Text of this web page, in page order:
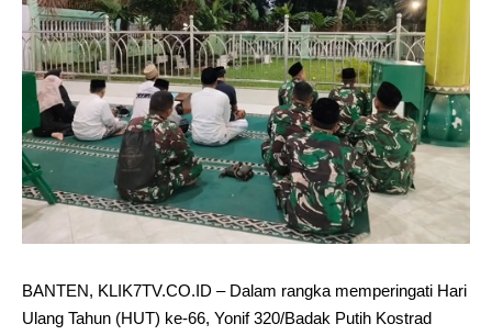
BANTEN, KLIK7TV.CO.ID – Dalam rangka memperingati Hari
Ulang Tahun (HUT) ke-66, Yonif 320/Badak Putih Kostrad